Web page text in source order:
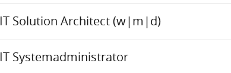
IT Solution Architect (w|m|d)
IT Systemadministrator